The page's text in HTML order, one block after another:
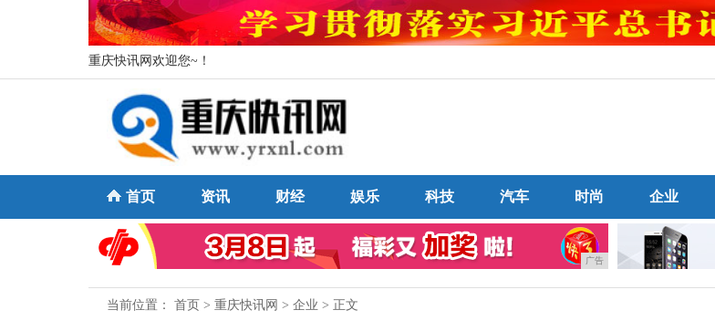
重庆快讯网欢迎您~！
首页 资讯 财经 娱乐 科技 汽车 时尚 企业
广告
当前位置： 首页 > 重庆快讯网 > 企业 > 正文